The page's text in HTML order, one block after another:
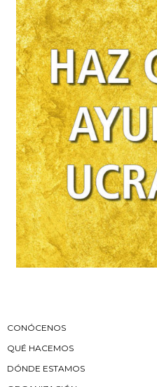
CONÓCENOS
QUÉ HACEMOS
DÓNDE ESTAMOS